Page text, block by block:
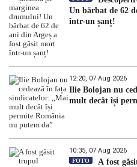
Un bărbat de 62
într-un șanț!
12:20, 07 Aug 2026
Ilie Bolojan nu
mult decât își
10:35, 07 Aug 2026
FOTO
A fost